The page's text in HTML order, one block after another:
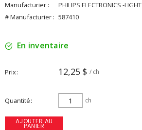
Manufacturier :
PHILIPS ELECTRONICS -LIGHT
# Manufacturier : 587410
En inventaire
Prix 12,25 $ / ch
Quantité ch
AJOUTER AU
PANIER